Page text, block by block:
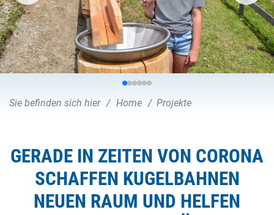
Sie befinden sich hier Home Projekte
GERADE IN ZEITEN VON CORONA
SCHAFFEN KUGELBAHNEN
NEUEN RAUM UND HELFEN